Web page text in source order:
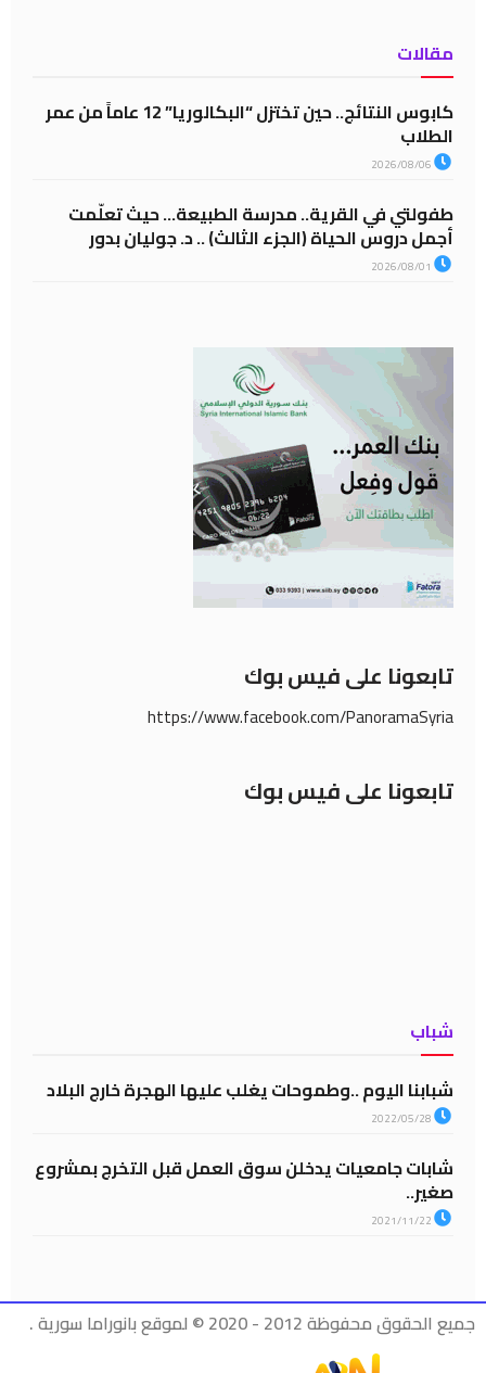
مقالات
كابوس النتائج.. حين تختزل “البكالوريا” 12 عاماً من عمر
الطلاب
طفولتي في القرية.. مدرسة الطبيعة… حيث تعلّمت
أجمل دروس الحياة (الجزء الثالث) .. د. جوليان بدور
تابعونا على فيس بوك
https://www.facebook.com/PanoramaSyria
تابعونا على فيس بوك
شباب
شبابنا اليوم ..وطموحات يغلب عليها الهجرة خارج البلاد
شابات جامعيات يدخلن سوق العمل قبل التخرج بمشروع
صغير..
جميع الحقوق محفوظة 2012 - 2020 © لموقع بانوراما سورية .